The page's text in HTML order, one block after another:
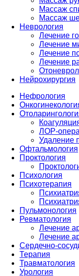
Массаж
Массаж
Неврология
Лечение
Лечение
Лечение
Лечение
Нейрохирургия
Нефрология
ЛОР-
Удаление
Офтальмология
Проктология
Психология
Психотерапия
Пульмонология
Ревматология
Лечение
Лечение
Сердечно-
Терапия
Травматология
Урология